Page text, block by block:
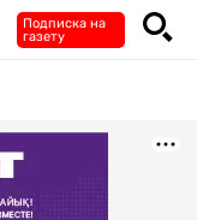
Подписка на
газету